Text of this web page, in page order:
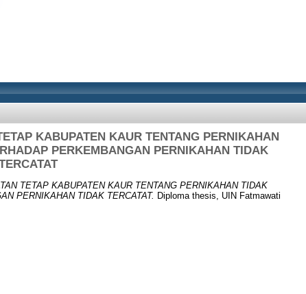
KABUPATEN KAUR TENTANG PERNIKAHAN
PERKEMBANGAN PERNIKAHAN TIDAK
TETAP KABUPATEN KAUR TENTANG PERNIKAHAN TIDAK
PERNIKAHAN TIDAK TERCATAT. Diploma thesis, UIN Fatmawati